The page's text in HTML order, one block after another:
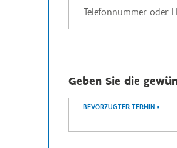
Geben Sie die
BEVORZUGTER TERMIN *